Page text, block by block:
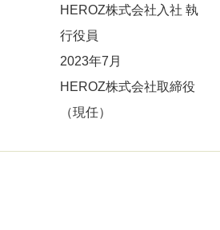
HEROZ株式会社入社 執
行役員
2023年7月
HEROZ株式会社取締役
（現任）